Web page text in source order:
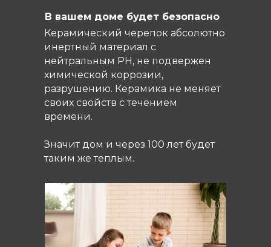
В вашем доме будет безопасно
Керамический черепок абсолютно
инертный материал с
нейтральным PH, не подвержен
химической коррозии,
разрушению. Керамика не меняет
своих свойств с течением
времени.
Значит дом и через 100 лет будет
таким же теплым.